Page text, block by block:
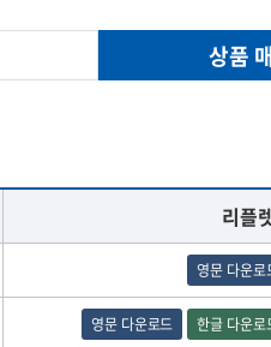
상품
리플
영문 다운로
영문 다운로드 한글 다운로